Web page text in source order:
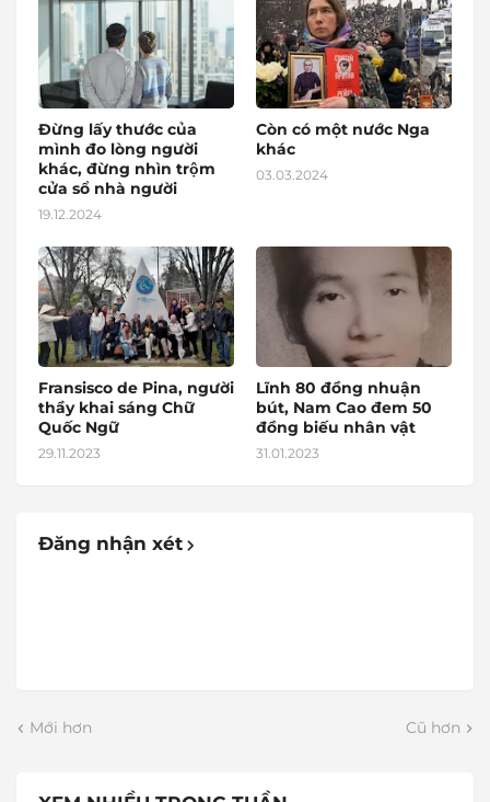
Đừng lấy thước của
mình đo lòng người
khác, đừng nhìn trộm
cửa sổ nhà người
19.12.2024
Còn có một nước Nga
khác
03.03.2024
Fransisco de Pina, người
thầy khai sáng Chữ
Quốc Ngữ
29.11.2023
Lĩnh 80 đồng nhuận
bút, Nam Cao đem 50
đồng biếu nhân vật
31.01.2023
Đăng nhận xét
Mới hơn Cũ hơn